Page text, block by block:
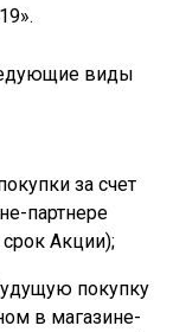
виды
за счет
партнере
срок Акции);
покупку
в магазине-